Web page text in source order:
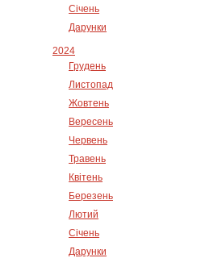
Січень
Дарунки
2024
Грудень
Листопад
Жовтень
Вересень
Червень
Травень
Квітень
Березень
Лютий
Січень
Дарунки